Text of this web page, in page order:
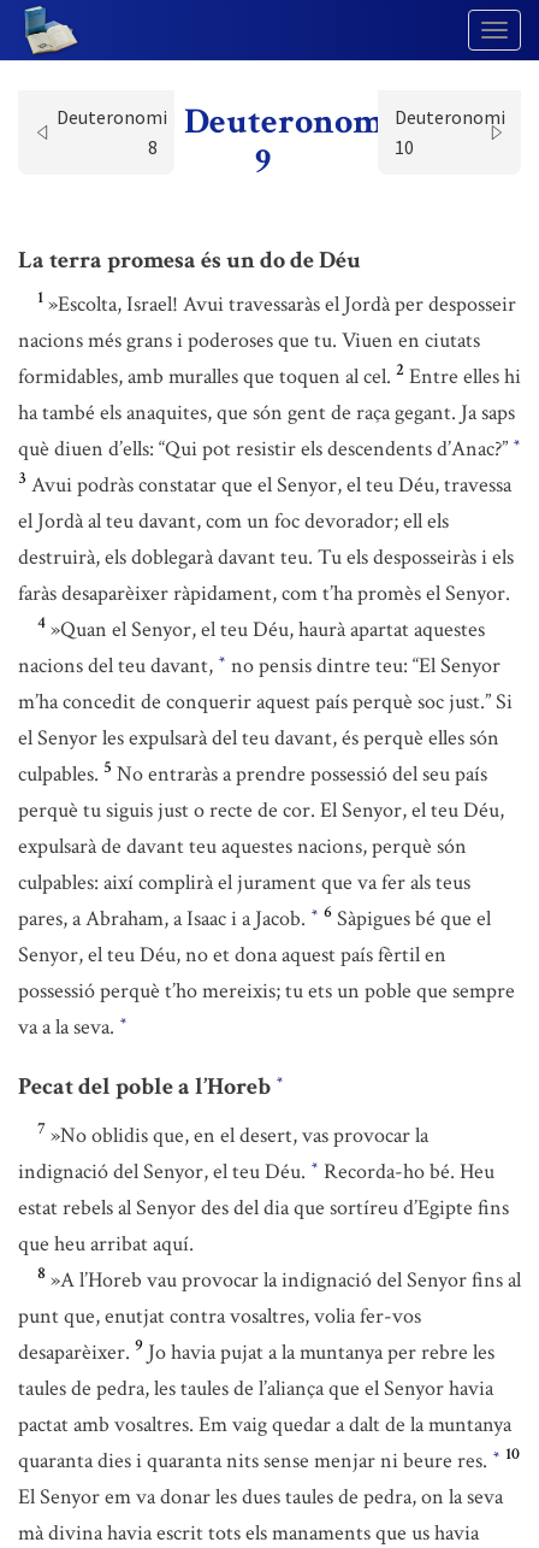
Deuteronomi
8
Deuteronomi
9
Deuteronomi
10
La terra promesa és un do de Déu
1 »Escolta, Israel! Avui travessaràs el Jordà per desposseir
nacions més grans i poderoses que tu. Viuen en ciutats
formidables, amb muralles que toquen al cel. 2 Entre elles hi
ha també els anaquites, que són gent de raça gegant. Ja saps
què diuen d’ells: “Qui pot resistir els descendents d’Anac?” *
3 Avui podràs constatar que el Senyor, el teu Déu, travessa
el Jordà al teu davant, com un foc devorador; ell els
destruirà, els doblegarà davant teu. Tu els desposseiràs i els
faràs desaparèixer ràpidament, com t’ha promès el Senyor.
4 »Quan el Senyor, el teu Déu, haurà apartat aquestes
nacions del teu davant, * no pensis dintre teu: “El Senyor
m’ha concedit de conquerir aquest país perquè soc just.” Si
el Senyor les expulsarà del teu davant, és perquè elles són
culpables. 5 No entraràs a prendre possessió del seu país
perquè tu siguis just o recte de cor. El Senyor, el teu Déu,
expulsarà de davant teu aquestes nacions, perquè són
culpables: així complirà el jurament que va fer als teus
pares, a Abraham, a Isaac i a Jacob. * 6 Sàpigues bé que el
Senyor, el teu Déu, no et dona aquest país fèrtil en
possessió perquè t’ho mereixis; tu ets un poble que sempre
va a la seva. *
Pecat del poble a l’Horeb *
7 »No oblidis que, en el desert, vas provocar la
indignació del Senyor, el teu Déu. * Recorda-ho bé. Heu
estat rebels al Senyor des del dia que sortíreu d’Egipte fins
que heu arribat aquí.
8 »A l’Horeb vau provocar la indignació del Senyor fins al
punt que, enutjat contra vosaltres, volia fer-vos
desaparèixer. 9 Jo havia pujat a la muntanya per rebre les
taules de pedra, les taules de l’aliança que el Senyor havia
pactat amb vosaltres. Em vaig quedar a dalt de la muntanya
quaranta dies i quaranta nits sense menjar ni beure res. * 10
El Senyor em va donar les dues taules de pedra, on la seva
mà divina havia escrit tots els manaments que us havia